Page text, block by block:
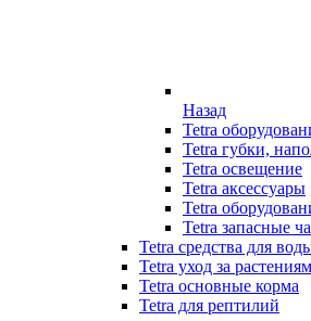
Назад
Tetra
Tetra губки,
Tetra освещение
Tetra аксессуары
Tetra
Tetra запасные
Tetra средства для
Tetra уход за
Tetra основные корма
Tetra для рептилий